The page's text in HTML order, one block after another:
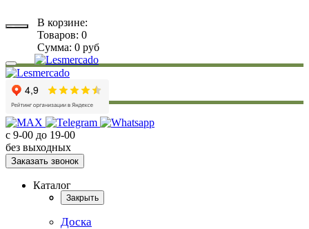
В корзине:
Товаров: 0
Сумма: 0 руб
Каталог
Закрыть
Доска
с 9-00 до 19-00
без выходных
Заказать звонок
Каталог
Доска